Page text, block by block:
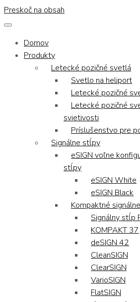
Preskoč na obsah
Domov
Produkty
Letecké pozičné svetlá
Svetlo na heliport
Letecké pozičné
Letecké pozičné
svietivosti
Príslušenstvo pre
Signálne stĺpy
eSIGN voľne
stĺpy
eSIGN White
eSIGN Black
Kompaktné
Signálny stĺp
KOMPAKT 37
deSIGN 42
CleanSIGN
ClearSIGN
VarioSIGN
FlatSIGN